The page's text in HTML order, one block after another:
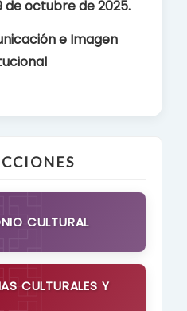
de octubre de 2025.
e Imagen
CULTURAL
CULTURALES Y